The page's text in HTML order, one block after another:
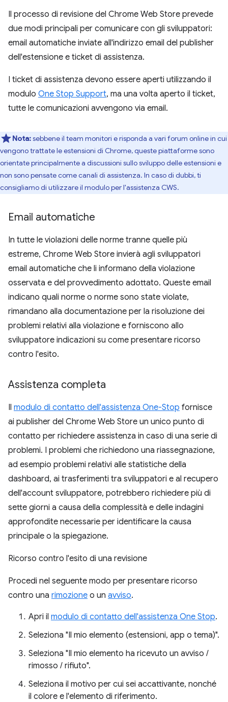
Il processo di revisione del Chrome Web Store prevede
due modi principali per comunicare con gli sviluppatori:
email automatiche inviate all'indirizzo email del publisher
dell'estensione e ticket di assistenza.
I ticket di assistenza devono essere aperti utilizzando il
modulo One Stop Support, ma una volta aperto il ticket,
tutte le comunicazioni avvengono via email.
Nota:sebbene il team monitori e risponda a vari forum online in cui
vengono trattate le estensioni di Chrome, queste piattaforme sono
orientate principalmente a discussioni sullo sviluppo delle estensioni e
non sono pensate come canali di assistenza. In caso di dubbi, ti
consigliamo di utilizzare il modulo per l'assistenza CWS.
Email automatiche
In tutte le violazioni delle norme tranne quelle più
estreme, Chrome Web Store invierà agli sviluppatori
email automatiche che li informano della violazione
osservata e del provvedimento adottato. Queste email
indicano quali norme o norme sono state violate,
rimandano alla documentazione per la risoluzione dei
problemi relativi alla violazione e forniscono allo
sviluppatore indicazioni su come presentare ricorso
contro l'esito.
Assistenza completa
Il modulo di contatto dell'assistenza One-Stop fornisce
ai publisher del Chrome Web Store un unico punto di
contatto per richiedere assistenza in caso di una serie di
problemi. I problemi che richiedono una riassegnazione,
ad esempio problemi relativi alle statistiche della
dashboard, ai trasferimenti tra sviluppatori e al recupero
dell'account sviluppatore, potrebbero richiedere più di
sette giorni a causa della complessità e delle indagini
approfondite necessarie per identificare la causa
principale o la spiegazione.
Ricorso contro l'esito di una revisione
Procedi nel seguente modo per presentare ricorso
contro una rimozione o un avviso.
Apri il modulo di contatto dell'assistenza One Stop.
Seleziona "Il mio elemento (estensioni, app o tema)".
Seleziona "Il mio elemento ha ricevuto un avviso /
rimosso / rifiuto".
Seleziona il motivo per cui sei accattivante, nonché
il colore e l'elemento di riferimento.